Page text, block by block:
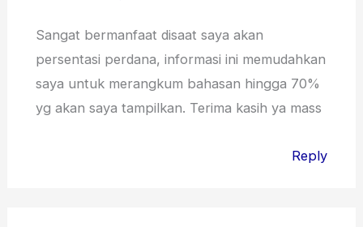
Sangat bermanfaat disaat saya akan
persentasi perdana, informasi ini memudahkan
saya untuk merangkum bahasan hingga 70%
yg akan saya tampilkan. Terima kasih ya mass
Reply